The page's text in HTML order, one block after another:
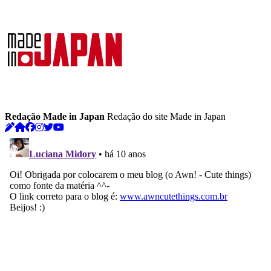
Redação Made in Japan Redação do site Made in Japan